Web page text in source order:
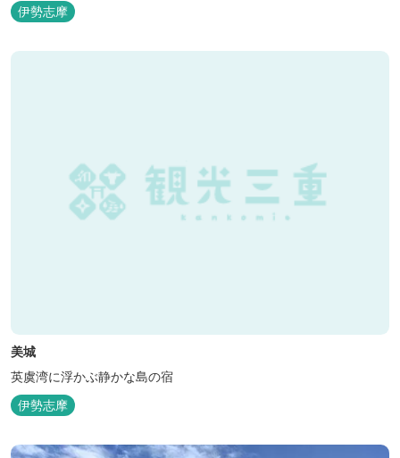
てリニューアル♪120平米の驚きの広さとこだわりの調度品が自慢
です！ スペイン１ツ星レストランと提携したレストランでのお食事
も楽しみのひとつです。 また、日帰りプランでは、クラフト体験工
伊勢志摩
美城
英虞湾に浮かぶ静かな島の宿
伊勢志摩